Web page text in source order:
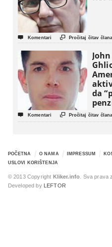
 Komentari  Pročitaj čitav
da
 Komentari  Pročitaj čitav
POČETNA O NAMA IMPRESSUM
USLOVI KORIŠTENJA
© 2013 Copyright Kliker.info . Sva prava
Developed by
LEFTOR